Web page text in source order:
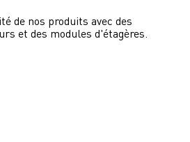
de nos produits avec des
et des modules d'étagères.